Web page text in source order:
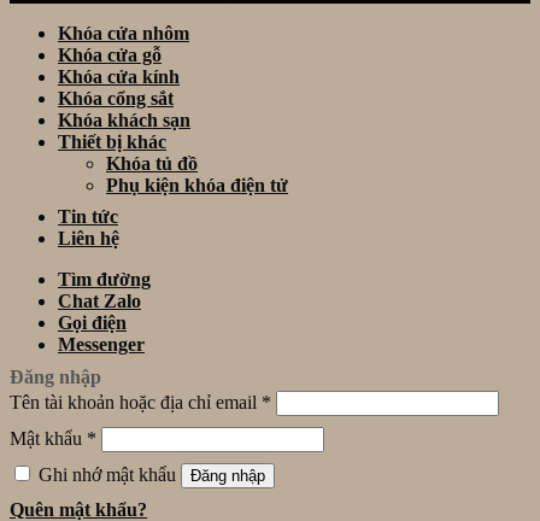
Khóa cửa nhôm
Khóa cửa gỗ
Khóa cửa kính
Khóa cổng sắt
Khóa khách sạn
Thiết bị khác
Khóa tủ đồ
Phụ kiện khóa điện tử
Tin tức
Liên hệ
Tìm đường
Chat Zalo
Gọi điện
Messenger
Đăng nhập
Tên tài khoản hoặc địa chỉ email *
Mật khẩu *
Ghi nhớ mật khẩu
Đăng nhập
Quên mật khẩu?